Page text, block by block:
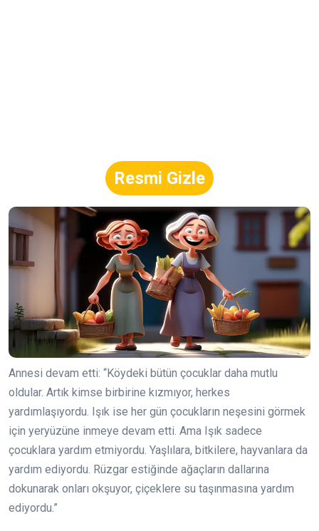
Resmi Gizle
Annesi devam etti: “Köydeki bütün çocuklar daha mutlu
oldular. Artık kimse birbirine kızmıyor, herkes
yardımlaşıyordu. Işık ise her gün çocukların neşesini görmek
için yeryüzüne inmeye devam etti. Ama Işık sadece
çocuklara yardım etmiyordu. Yaşlılara, bitkilere, hayvanlara da
yardım ediyordu. Rüzgar estiğinde ağaçların dallarına
dokunarak onları okşuyor, çiçeklere su taşınmasına yardım
ediyordu.”